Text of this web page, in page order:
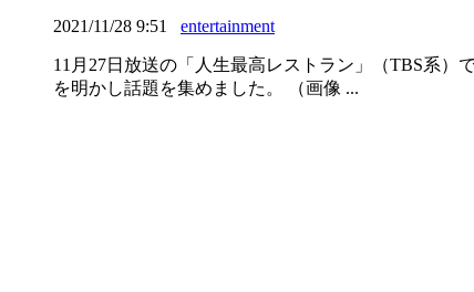
2021/11/28 9:51 entertainment
11月27日放送の「人生最高レストラン」（TBS系
を明かし話題を集めました。 （画像 ...